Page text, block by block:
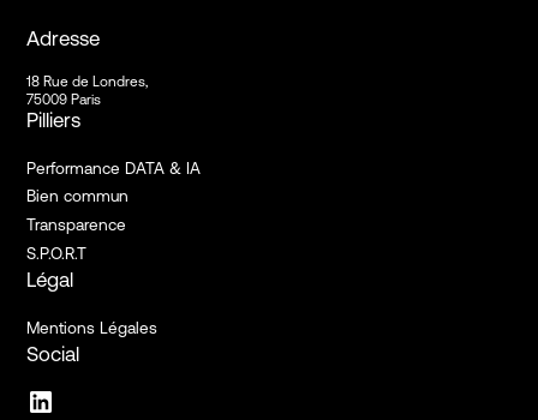
Adresse
18 Rue de Londres,
75009 Paris
Pilliers
Performance DATA & IA
Bien commun
Transparence
S.P.O.R.T
Légal
Mentions Légales
Social